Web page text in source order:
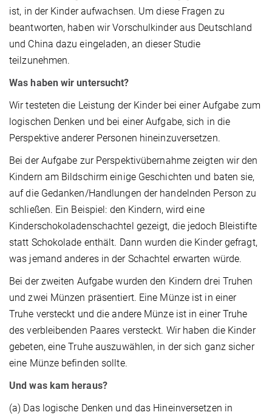
ist, in der Kinder aufwachsen. Um diese Fragen zu
beantworten, haben wir Vorschulkinder aus Deutschland
und China dazu eingeladen, an dieser Studie
teilzunehmen.
Was haben wir untersucht?
Wir testeten die Leistung der Kinder bei einer Aufgabe zum
logischen Denken und bei einer Aufgabe, sich in die
Perspektive anderer Personen hineinzuversetzen.
Bei der Aufgabe zur Perspektivübernahme zeigten wir den
Kindern am Bildschirm einige Geschichten und baten sie,
auf die Gedanken/Handlungen der handelnden Person zu
schließen. Ein Beispiel: den Kindern, wird eine
Kinderschokoladenschachtel gezeigt, die jedoch Bleistifte
statt Schokolade enthält. Dann wurden die Kinder gefragt,
was jemand anderes in der Schachtel erwarten würde.
Bei der zweiten Aufgabe wurden den Kindern drei Truhen
und zwei Münzen präsentiert. Eine Münze ist in einer
Truhe versteckt und die andere Münze ist in einer Truhe
des verbleibenden Paares versteckt. Wir haben die Kinder
gebeten, eine Truhe auszuwählen, in der sich ganz sicher
eine Münze befinden sollte.
Und was kam heraus?
(a) Das logische Denken und das Hineinversetzen in